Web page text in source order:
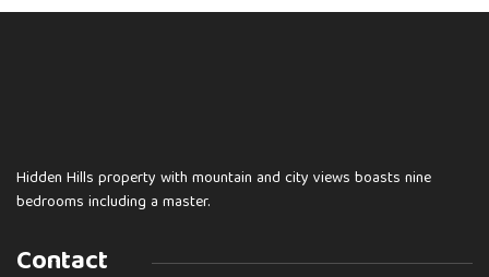
Hidden Hills property with mountain and city views boasts nine
bedrooms including a master.
Contact